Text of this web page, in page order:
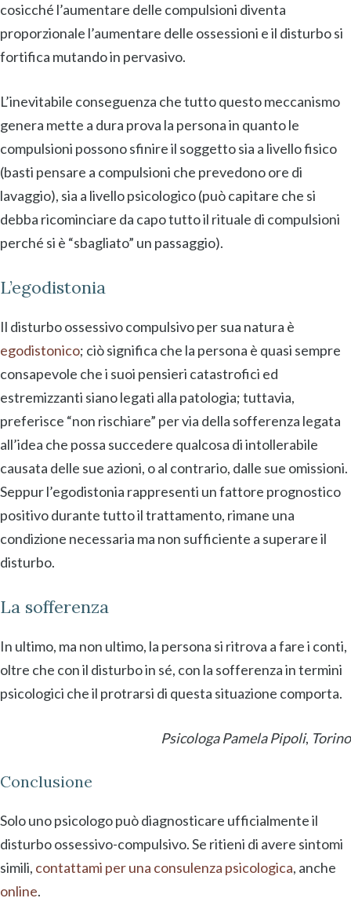
cosicché l’aumentare delle compulsioni diventa
proporzionale l’aumentare delle ossessioni e il disturbo si
fortifica mutando in pervasivo.
L’inevitabile conseguenza che tutto questo meccanismo
genera mette a dura prova la persona in quanto le
compulsioni possono sfinire il soggetto sia a livello fisico
(basti pensare a compulsioni che prevedono ore di
lavaggio), sia a livello psicologico (può capitare che si
debba ricominciare da capo tutto il rituale di compulsioni
perché si è “sbagliato” un passaggio).
L’egodistonia
Il disturbo ossessivo compulsivo per sua natura è
egodistonico; ciò significa che la persona è quasi sempre
consapevole che i suoi pensieri catastrofici ed
estremizzanti siano legati alla patologia; tuttavia,
preferisce “non rischiare” per via della sofferenza legata
all’idea che possa succedere qualcosa di intollerabile
causata delle sue azioni, o al contrario, dalle sue omissioni.
Seppur l’egodistonia rappresenti un fattore prognostico
positivo durante tutto il trattamento, rimane una
condizione necessaria ma non sufficiente a superare il
disturbo.
La sofferenza
In ultimo, ma non ultimo, la persona si ritrova a fare i conti,
oltre che con il disturbo in sé, con la sofferenza in termini
psicologici che il protrarsi di questa situazione comporta.
Psicologa Pamela Pipoli, Torino
Conclusione
Solo uno psicologo può diagnosticare ufficialmente il
disturbo ossessivo-compulsivo. Se ritieni di avere sintomi
simili, contattami per una consulenza psicologica, anche
online.